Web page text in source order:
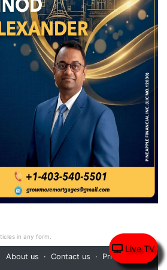
Live TV
in any form.
About us Contact us
Privacy Policy